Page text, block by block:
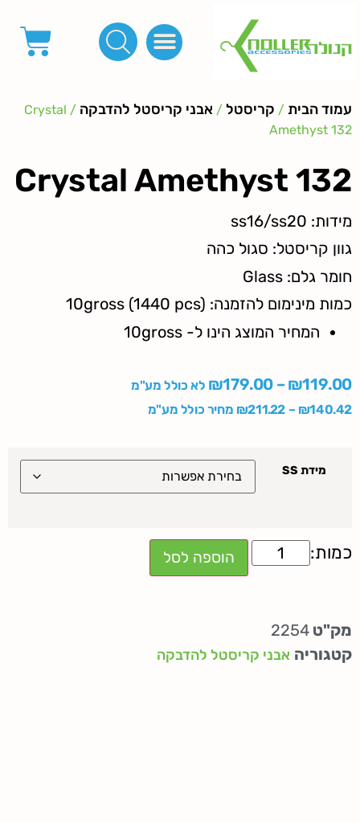
עמוד הבית / קריסטל / אבני קריסטל להדבקה
/ Crystal
Amethyst 132
Crystal Amethyst 132
מידות: ss16/ss20
גוון קריסטל: סגול כהה
חומר גלם: Glass
כמות מינימום להזמנה: 10gross (1440 pcs)
המחיר המוצג הינו ל- 10gross
₪119.00
–
₪179.00
לא כולל מע"מ
₪140.42
–
₪211.22 מחיר כולל מע"מ
מידת SS
הוספה לסל
מק"ט 2254
קטגוריה אבני קריסטל להדבקה